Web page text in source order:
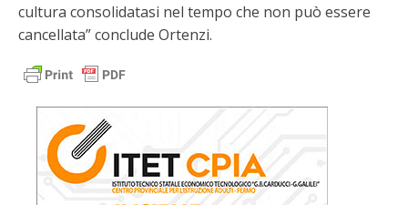
cultura consolidatasi nel tempo che non può essere
cancellata” conclude Ortenzi.